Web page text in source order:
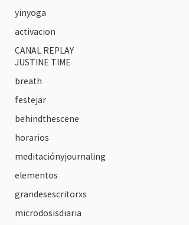
yinyoga
activacion
CANAL REPLAY
JUSTINE TIME
breath
festejar
behindthescene
horarios
meditaciónyjournaling
elementos
grandesescritorxs
microdosisdiaria